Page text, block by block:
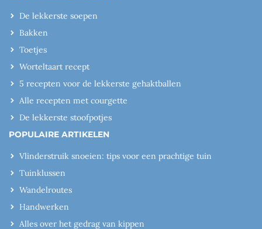
De lekkerste soepen
Bakken
Toetjes
Worteltaart recept
5 recepten voor de lekkerste gehaktballen
Alle recepten met courgette
De lekkerste stoofpotjes
POPULAIRE ARTIKELEN
Vlinderstruik snoeien: tips voor een prachtige tuin
Tuinklussen
Wandelroutes
Handwerken
Alles over het gedrag van kippen